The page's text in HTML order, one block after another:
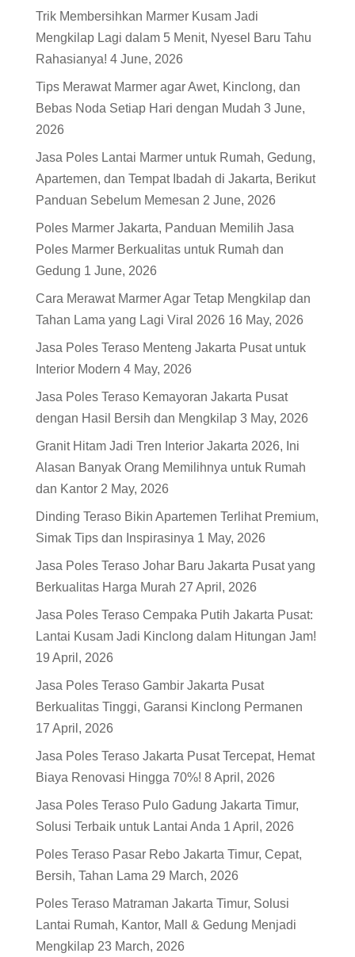
Trik Membersihkan Marmer Kusam Jadi
Mengkilap Lagi dalam 5 Menit, Nyesel Baru Tahu
Rahasianya! 4 June, 2026
Tips Merawat Marmer agar Awet, Kinclong, dan
Bebas Noda Setiap Hari dengan Mudah 3 June,
2026
Jasa Poles Lantai Marmer untuk Rumah, Gedung,
Apartemen, dan Tempat Ibadah di Jakarta, Berikut
Panduan Sebelum Memesan 2 June, 2026
Poles Marmer Jakarta, Panduan Memilih Jasa
Poles Marmer Berkualitas untuk Rumah dan
Gedung 1 June, 2026
Cara Merawat Marmer Agar Tetap Mengkilap dan
Tahan Lama yang Lagi Viral 2026 16 May, 2026
Jasa Poles Teraso Menteng Jakarta Pusat untuk
Interior Modern 4 May, 2026
Jasa Poles Teraso Kemayoran Jakarta Pusat
dengan Hasil Bersih dan Mengkilap 3 May, 2026
Granit Hitam Jadi Tren Interior Jakarta 2026, Ini
Alasan Banyak Orang Memilihnya untuk Rumah
dan Kantor 2 May, 2026
Dinding Teraso Bikin Apartemen Terlihat Premium,
Simak Tips dan Inspirasinya 1 May, 2026
Jasa Poles Teraso Johar Baru Jakarta Pusat yang
Berkualitas Harga Murah 27 April, 2026
Jasa Poles Teraso Cempaka Putih Jakarta Pusat:
Lantai Kusam Jadi Kinclong dalam Hitungan Jam!
19 April, 2026
Jasa Poles Teraso Gambir Jakarta Pusat
Berkualitas Tinggi, Garansi Kinclong Permanen
17 April, 2026
Jasa Poles Teraso Jakarta Pusat Tercepat, Hemat
Biaya Renovasi Hingga 70%! 8 April, 2026
Jasa Poles Teraso Pulo Gadung Jakarta Timur,
Solusi Terbaik untuk Lantai Anda 1 April, 2026
Poles Teraso Pasar Rebo Jakarta Timur, Cepat,
Bersih, Tahan Lama 29 March, 2026
Poles Teraso Matraman Jakarta Timur, Solusi
Lantai Rumah, Kantor, Mall & Gedung Menjadi
Mengkilap 23 March, 2026